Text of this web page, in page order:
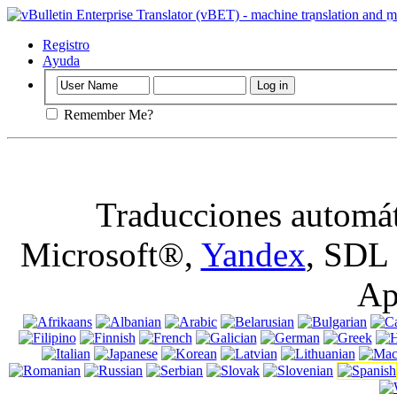
Importante:
Registro
Ayuda
Remember Me?
Traducciones
Microsoft®, Yandex, SDL